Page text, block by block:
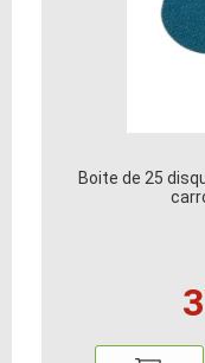
Boite de 25